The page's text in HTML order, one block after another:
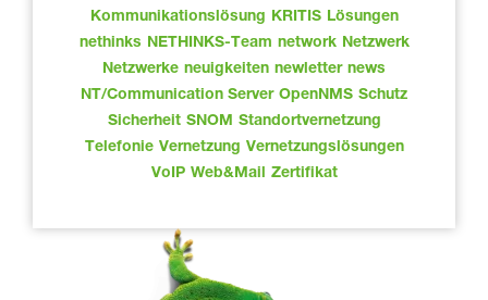
Kommunikationslösung
KRITIS Lösungen
nethinks NETHINKS-Team network Netzwerk
Netzwerke neuigkeiten newletter news
NT/Communication Server OpenNMS Schutz
Sicherheit SNOM Standortvernetzung
Telefonie Vernetzung Vernetzungslösungen
VoIP Web&Mail Zertifikat